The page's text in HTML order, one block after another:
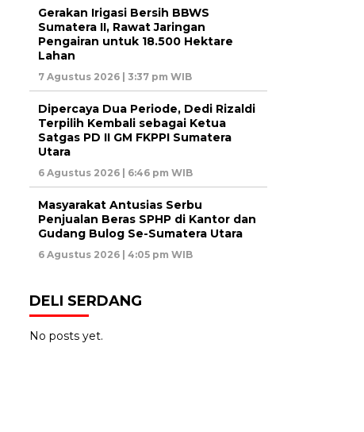
Gerakan Irigasi Bersih BBWS
Sumatera II, Rawat Jaringan
Pengairan untuk 18.500 Hektare
Lahan
7 Agustus 2026 | 3:37 pm WIB
Dipercaya Dua Periode, Dedi Rizaldi
Terpilih Kembali sebagai Ketua
Satgas PD II GM FKPPI Sumatera
Utara
6 Agustus 2026 | 6:46 pm WIB
Masyarakat Antusias Serbu
Penjualan Beras SPHP di Kantor dan
Gudang Bulog Se-Sumatera Utara
6 Agustus 2026 | 4:05 pm WIB
DELI SERDANG
No posts yet.